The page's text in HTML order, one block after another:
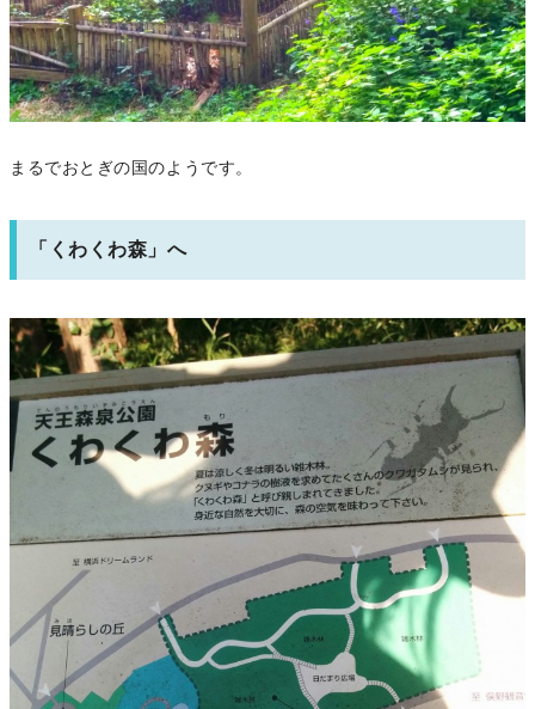
まるでおとぎの国のようです。
「くわくわ森」へ